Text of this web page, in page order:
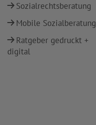
Sozialrechtsberatung
Mobile Sozialberatung
Ratgeber gedruckt +
digital